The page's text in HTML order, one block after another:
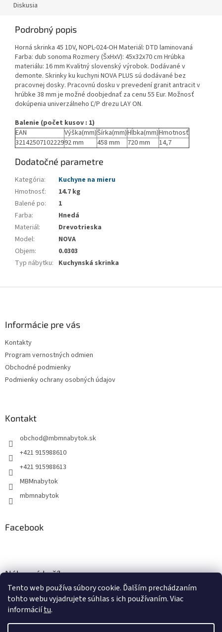
Tento web používa súbory cookie. Ďalším prechádzaním
tohto webu vyjadrujete súhlas s ich používaním. Viac
informáciítu.
Diskusia
Podrobný popis
Horná skrinka 45 1DV, NOPL-024-OH Materiál: DTD laminovaná
Farba: dub sonoma Rozmery (ŠxHxV): 45x32x70 cm Hrúbka
materiálu: 16 mm Kvalitný slovenský výrobok. Dodávané v
demonte. Skrinky ku kuchyni NOVA PLUS sú dodávané bez
pracovnej dosky. Pracovnú dosku v prevedení granit antracit v
hrúbke 38 mm je možné doobjednať za cenu 55 Eur. Možnosť
dokúpenia univerzálneho Ľ/P drezu LAY ON.
Balenie (počet kusov : 1)
EAN
Výška(mm)Šírka(mm)Hĺbka(mm)Hmotnosť
3214250710222992 mm 458 mm 720 mm 14,7
Dodatočné parametre
Kategória:
Kuchyne na mieru
Hmotnosť:
14.7 kg
Balené po:
1
Farba:
Hnedá
Materiál:
Drevotrieska
Model:
NOVA
Objem:
0.0303
Typ nábytku: Kuchynská skrinka
Informácie pre vás
Kontakty
Program vernostných odmien
Obchodné podmienky
Podmienky ochrany osobných údajov
Kontakt
obchod@mbmnabytok.sk
+421 915988610
+421 915988613
MBMnabytok
mbmnabytok
Facebook
Nákupný košík
0KS / €0